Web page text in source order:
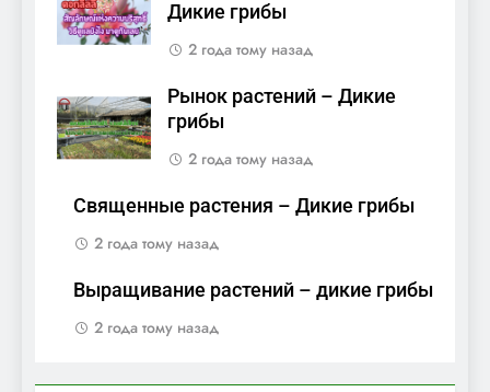
Дикие грибы
2 года тому назад
Рынок растений – Дикие
грибы
2 года тому назад
Священные растения – Дикие грибы
2 года тому назад
Выращивание растений – дикие грибы
2 года тому назад